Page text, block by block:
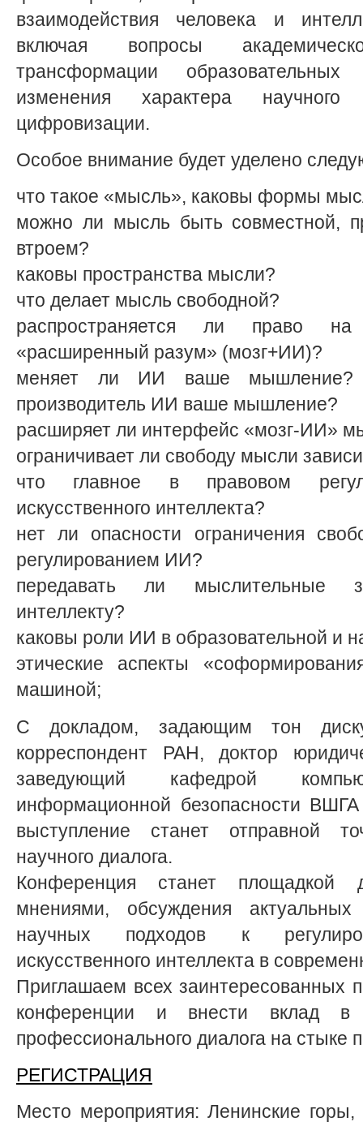
взаимодействия человека и
включая вопросы
трансформации
изменения характера
цифровизации.
Особое внимание будет уделено
что такое «мысль», каковы формы
можно ли мысль быть совместной,
втроем?
каковы пространства мысли?
что делает мысль свободной?
распространяется ли право
«расширенный разум» (мозг+ИИ)?
меняет ли ИИ ваше мышление?
производитель ИИ ваше мышление?
расширяет ли интерфейс «мозг-ИИ»
ограничивает ли свободу мысли
что главное в правовом
искусственного интеллекта?
нет ли опасности ограничения
регулированием ИИ?
передавать ли мыслительные
интеллекту?
каковы роли ИИ в образовательной и
этические аспекты
машиной;
С докладом, задающим тон
корреспондент РАН, доктор
заведующий кафедрой
информационной безопасности
выступление станет отправной
научного диалога.
Конференция станет площадкой
мнениями, обсуждения
научных подходов к
искусственного интеллекта в
Приглашаем всех заинтересованных
конференции и внести вклад в
профессионального диалога на стыке
РЕГИСТРАЦИЯ
Место мероприятия: Ленинские